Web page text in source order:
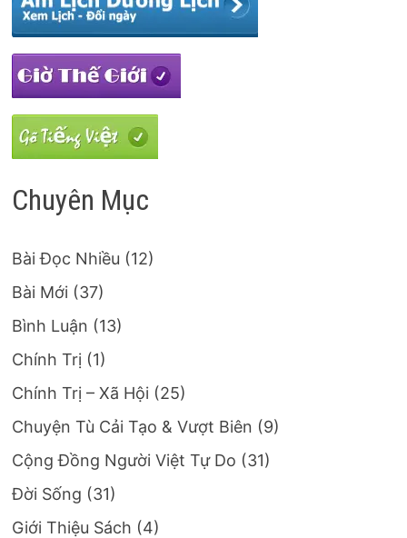
Chuyên Mục
Bài Đọc Nhiều (12)
Bài Mới (37)
Bình Luận (13)
Chính Trị (1)
Chính Trị – Xã Hội (25)
Chuyện Tù Cải Tạo & Vượt Biên (9)
Cộng Đồng Người Việt Tự Do (31)
Đời Sống (31)
Giới Thiệu Sách (4)